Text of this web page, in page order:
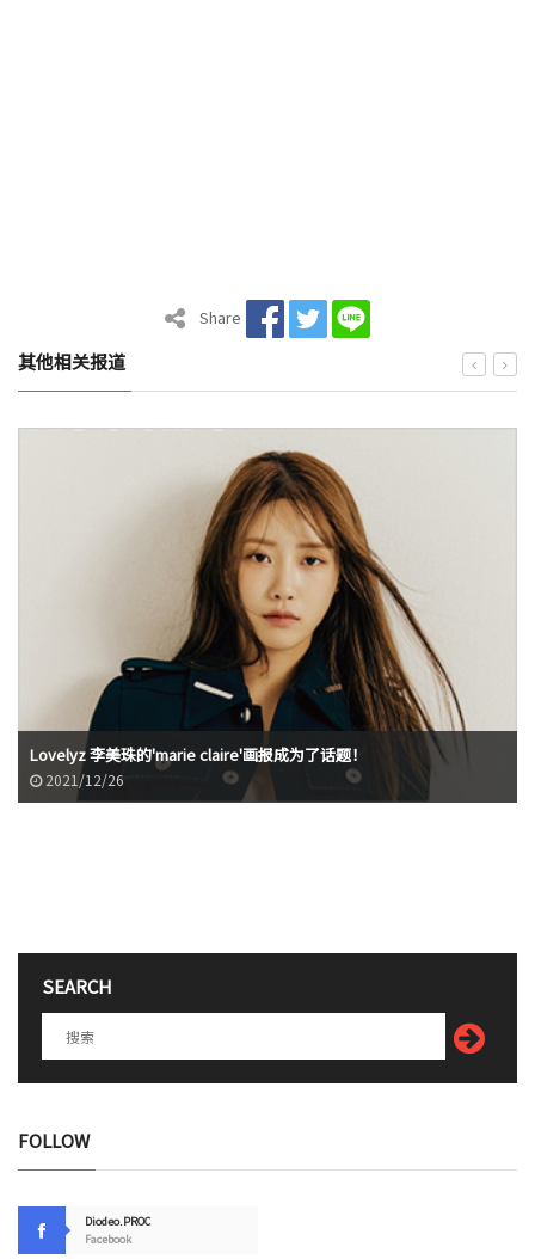
Share
其他相关报道
Lovelyz 李美珠的'marie claire'画报成为了话题！
2021/12/26
SEARCH
FOLLOW
Diodeo.PROC
Facebook